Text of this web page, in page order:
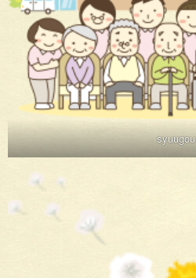
syuugou